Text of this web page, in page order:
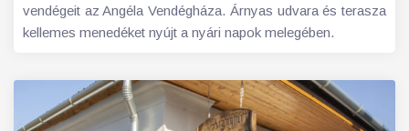
vendégeit az Angéla Vendégháza. Árnyas udvara és terasza
kellemes menedéket nyújt a nyári napok melegében.